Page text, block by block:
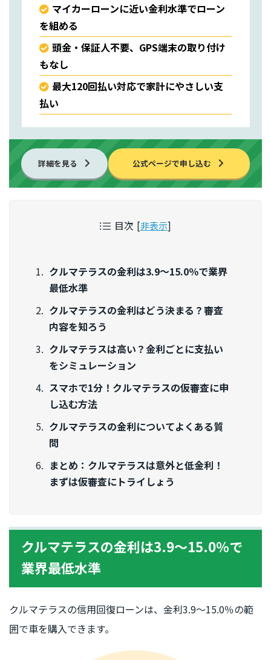
マイカーローンに近い金利水準でローン
を組める
頭金・保証人不要、GPS端末の取り付け
もなし
最大120回払い対応で家計にやさしい支
払い
詳細を見る 公式ページで申し込む
目次 [非表示]
クルマテラスの金利は3.9〜15.0％で業界
最低水準
クルマテラスの金利はどう決まる？審査
内容を知ろう
クルマテラスは高い？金利ごとに支払い
をシミュレーション
スマホで1分！クルマテラスの仮審査に申
し込む方法
クルマテラスの金利についてよくある質
問
まとめ：クルマテラスは意外と低金利！
まずは仮審査にトライしょう
クルマテラスの金利は3.9〜15.0％で
業界最低水準
クルマテラスの信用回復ローンは、金利3.9〜15.0％の範
囲で車を購入できます。